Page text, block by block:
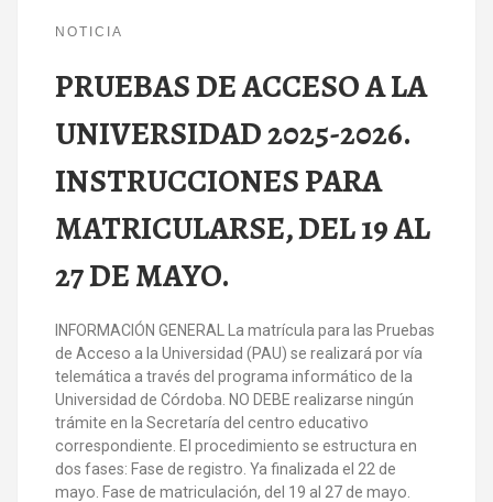
NOTICIA
PRUEBAS DE ACCESO A LA
UNIVERSIDAD 2025-2026.
INSTRUCCIONES PARA
MATRICULARSE, DEL 19 AL
27 DE MAYO.
INFORMACIÓN GENERAL La matrícula para las Pruebas
de Acceso a la Universidad (PAU) se realizará por vía
telemática a través del programa informático de la
Universidad de Córdoba. NO DEBE realizarse ningún
trámite en la Secretaría del centro educativo
correspondiente. El procedimiento se estructura en
dos fases: Fase de registro. Ya finalizada el 22 de
mayo. Fase de matriculación, del 19 al 27 de mayo.